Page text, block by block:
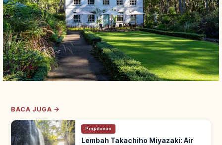
BACA JUGA →
Perjalanan
Lembah Takachiho Miyazaki: Air